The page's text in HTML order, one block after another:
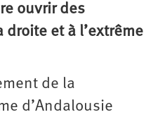
ouvrir des
et à l’extrême
de la
d’Andalousie